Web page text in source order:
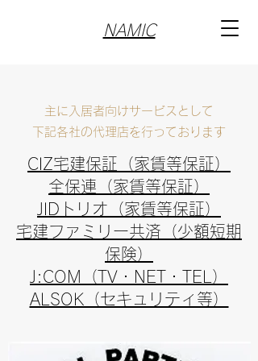
NAMIC
主に入居者向けサービスとして
下記各社の代理店を行っております
CIZ宅建保証（家賃等保証）
全保連（家賃等保証）
JIDトリオ（家賃等保証）
宅建ファミリー共済（少額短期
保険）
J:COM（TV・NET・TEL）
ALSOK（セキュリティ等）